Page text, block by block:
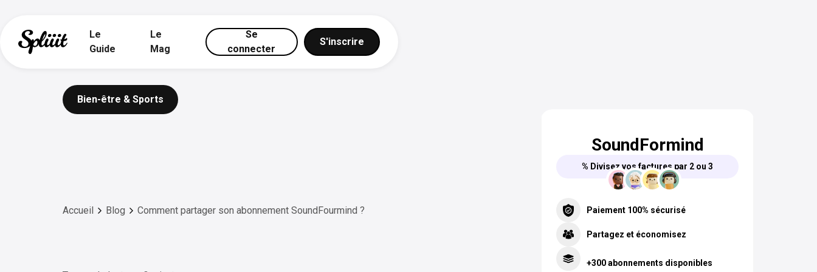
Le
Guide
Le
Mag
Se
connecter
S'inscrire
Bien-être & Sports
Accueil Blog Comment partager son abonnement SoundFourmind ?
SoundFormind
% Divisez vos factures par 2 ou 3
Paiement 100% sécurisé
Partagez et économisez
+300 abonnements disponibles